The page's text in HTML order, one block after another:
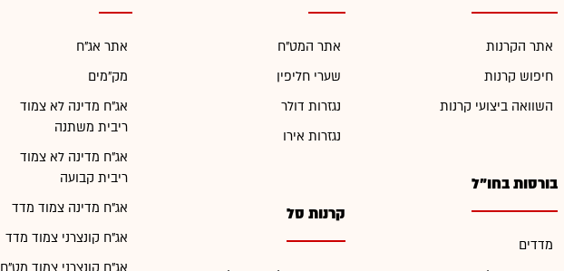
אתר הקרנות
חיפוש קרנות
השוואה ביצועי קרנות
בורסות בחו"ל
מדדים
אתר המט"ח
שערי חליפין
נגזרות דולר
נגזרות אירו
קרנות סל
אתר אג"ח
מק"מים
אג"ח מדינה לא צמוד
ריבית משתנה
אג"ח מדינה לא צמוד
ריבית קבועה
אג"ח מדינה צמוד מדד
אג"ח קונצרני צמוד מדד